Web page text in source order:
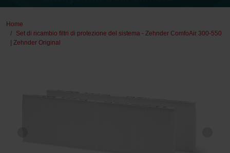
Home
Set di ricambio filtri di protezione del sistema - Zehnder ComfoAir 300-550
| Zehnder Original